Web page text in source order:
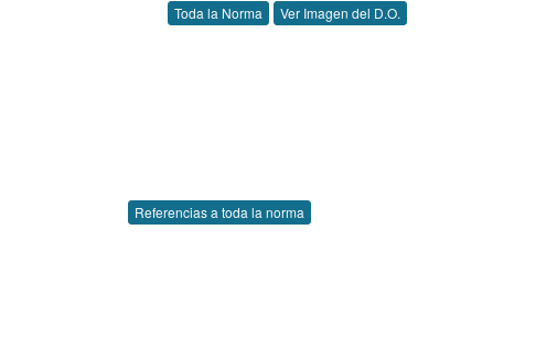
Toda la Norma Ver Imagen del D.O.
Referencias a toda la norma